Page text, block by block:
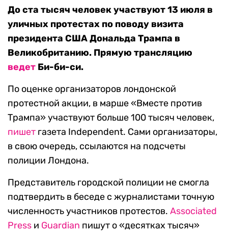
До ста тысяч человек участвуют 13 июля в
уличных протестах по поводу визита
президента США Дональда Трампа в
Великобританию. Прямую трансляцию
ведет Би-би-си.
По оценке организаторов лондонской
протестной акции, в марше «Вместе против
Трампа» участвуют больше 100 тысяч человек,
пишет газета Independent. Сами организаторы,
в свою очередь, ссылаются на подсчеты
полиции Лондона.
Представитель городской полиции не смогла
подтвердить в беседе с журналистами точную
численность участников протестов. Associated
Press и Guardian пишут о «десятках тысяч»